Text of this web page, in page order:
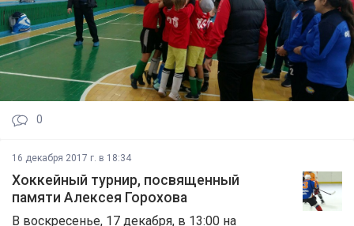
0
16 декабря 2017 г. в 18:34
Хоккейный турнир, посвященный
памяти Алексея Горохова
В воскресенье, 17 декабря, в 13:00 на